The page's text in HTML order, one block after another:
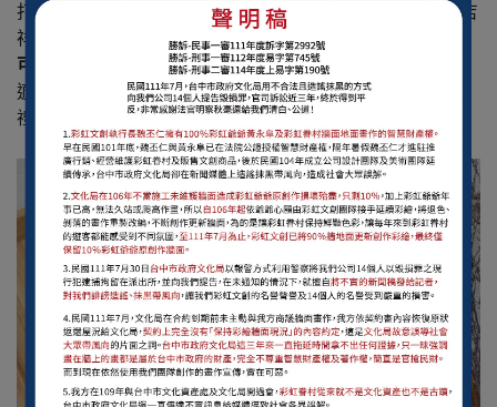
打造與一般紅包不同的氣氛，顏色鮮豔，可愛的彩虹文創吉
祥物，搭配彩虹文創經典吉祥字樣，且不限年分使用。
可送禮自宜
適合節假日或特殊場合如農曆新年、母親節、父親節、婚
禮、生日、畢業、嬰兒出生、嬰兒沐浴等禮品。